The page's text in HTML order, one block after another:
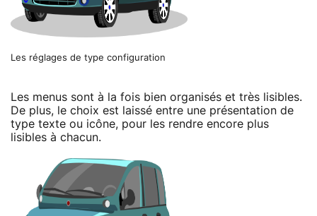
Les réglages de type configuration
Les menus sont à la fois bien organisés et très lisibles.
De plus, le choix est laissé entre une présentation de
type texte ou icône, pour les rendre encore plus
lisibles à chacun.